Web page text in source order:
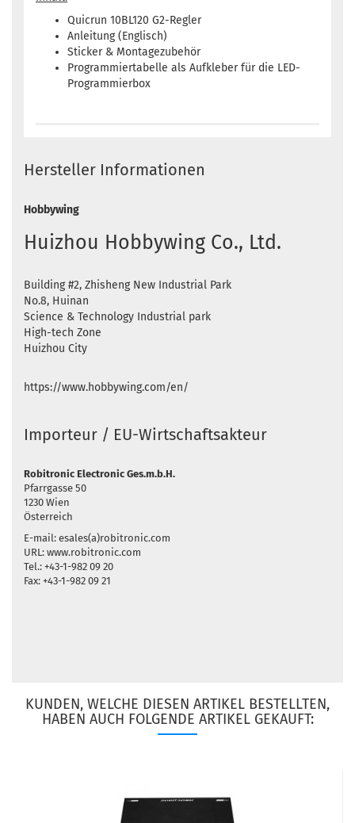
Quicrun 10BL120 G2-Regler
Anleitung (Englisch)
Sticker & Montagezubehör
Programmiertabelle als Aufkleber für die LED-
Programmierbox
Hersteller Informationen
Hobbywing
Huizhou Hobbywing Co., Ltd.
Building #2, Zhisheng New Industrial Park
No.8, Huinan
Science & Technology Industrial park
High-tech Zone
Huizhou City
https://www.hobbywing.com/en/
Importeur / EU-Wirtschaftsakteur
Robitronic Electronic Ges.m.b.H.
Pfarrgasse 50
1230 Wien
Österreich
E-mail: esales(a)robitronic.com
URL: www.robitronic.com
Tel.: +43-1-982 09 20
Fax: +43-1-982 09 21
KUNDEN, WELCHE DIESEN ARTIKEL BESTELLTEN,
HABEN AUCH FOLGENDE ARTIKEL GEKAUFT: